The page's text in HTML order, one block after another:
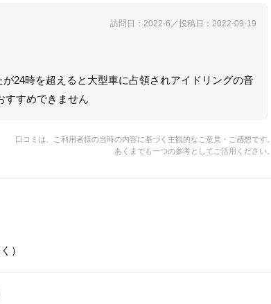
訪問日：2022-6／投稿日：2022-09-19
24時を超えると大型車に占領されアイドリングの音
すすめできません
口コミは、ご利用者様の当時の内容に基づく主観的なご意見・ご感想です。
あくまでも一つの参考としてご活用ください。
）